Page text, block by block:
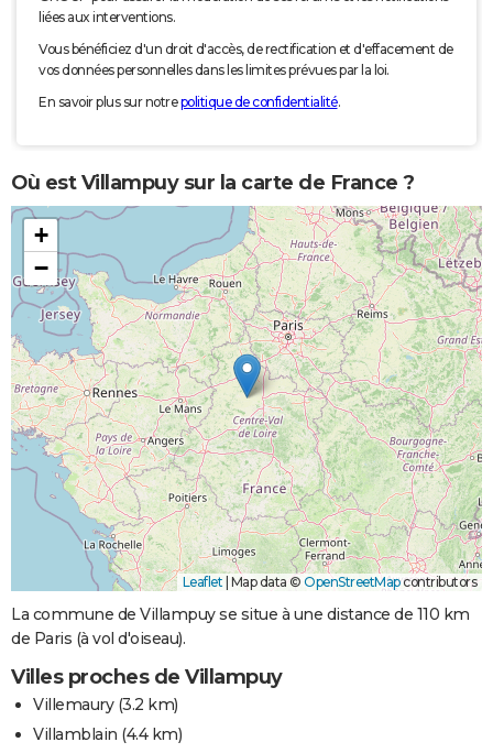
liées aux interventions.
Vous bénéficiez d'un droit d'accès, de rectification et d'effacement de
vos données personnelles dans les limites prévues par la loi.
En savoir plus sur notrepolitique de confidentialité.
Où est Villampuy sur la carte de France ?
+
−
Leaflet Map data © OpenStreetMapcontributors
La commune de Villampuy se situe à une distance de 110 km
de Paris (à vol d'oiseau).
Villes proches de Villampuy
Villemaury(3.2 km)
Villamblain (4.4 km)